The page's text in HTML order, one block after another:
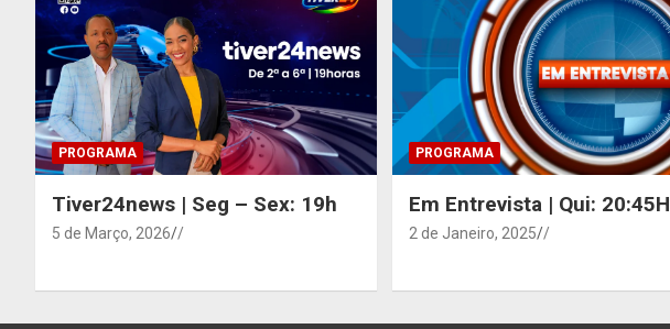
PROGRAMA
Tiver24news | Seg – Sex: 19h
5 de Março, 2026 /
PROGRAMA
Em Entrevista | Qui: 20:45H
2 de Janeiro, 2025 /